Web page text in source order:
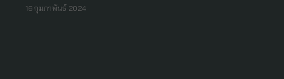
16 กุมภาพันธ์ 2024